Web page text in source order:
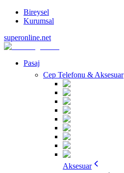
Bireysel
Kurumsal
superonline.net
Pasaj
Cep Telefonu & Aksesuar
Aksesuar